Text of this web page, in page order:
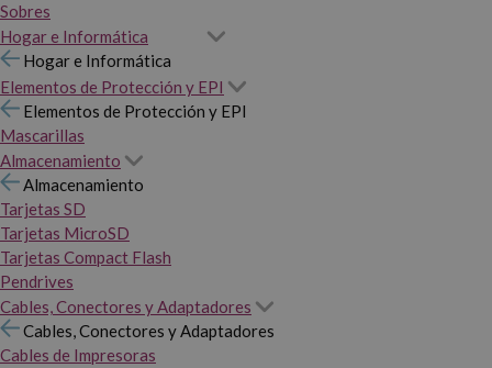
Sobres
Hogar e Informática
Hogar e Informática
Elementos de Protección y EPI
Elementos de Protección y EPI
Mascarillas
Almacenamiento
Almacenamiento
Tarjetas SD
Tarjetas MicroSD
Tarjetas Compact Flash
Pendrives
Cables, Conectores y Adaptadores
Cables, Conectores y Adaptadores
Cables de Impresoras